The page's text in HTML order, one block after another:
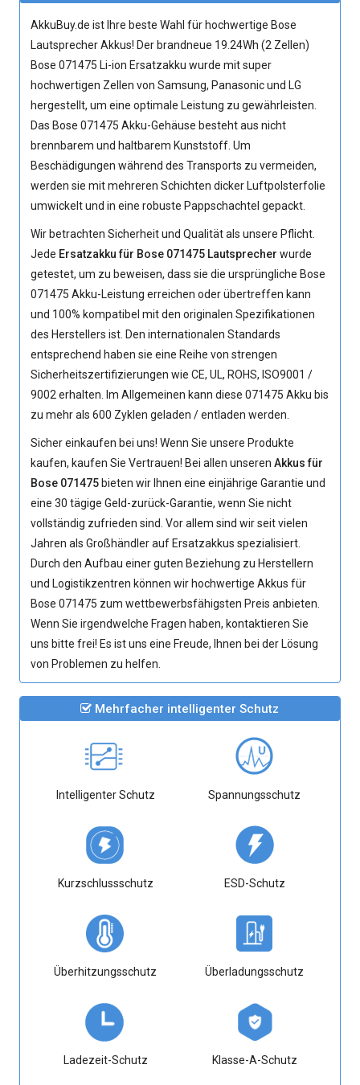
AkkuBuy.de ist Ihre beste Wahl für hochwertige Bose
Lautsprecher Akkus! Der brandneue 19.24Wh (2 Zellen)
Bose 071475 Li-ion Ersatzakku wurde mit super
hochwertigen Zellen von Samsung, Panasonic und LG
hergestellt, um eine optimale Leistung zu gewährleisten.
Das Bose 071475 Akku-Gehäuse besteht aus nicht
brennbarem und haltbarem Kunststoff. Um
Beschädigungen während des Transports zu vermeiden,
werden sie mit mehreren Schichten dicker Luftpolsterfolie
umwickelt und in eine robuste Pappschachtel gepackt.
Wir betrachten Sicherheit und Qualität als unsere Pflicht.
Jede Ersatzakku für Bose 071475 Lautsprecher wurde
getestet, um zu beweisen, dass sie die ursprüngliche Bose
071475 Akku-Leistung erreichen oder übertreffen kann
und 100% kompatibel mit den originalen Spezifikationen
des Herstellers ist. Den internationalen Standards
entsprechend haben sie eine Reihe von strengen
Sicherheitszertifizierungen wie CE, UL, ROHS, ISO9001 /
9002 erhalten. Im Allgemeinen kann diese071475 Akku bis
zu mehr als 600 Zyklen geladen / entladen werden.
Sicher einkaufen bei uns! Wenn Sie unsere Produkte
kaufen, kaufen Sie Vertrauen! Bei allen unserenAkkus für
Bose 071475 bieten wir Ihnen eine einjährige Garantie und
eine 30 tägige Geld-zurück-Garantie, wenn Sie nicht
vollständig zufrieden sind. Vor allem sind wir seit vielen
Jahren als Großhändler auf Ersatzakkus spezialisiert.
Durch den Aufbau einer guten Beziehung zu Herstellern
und Logistikzentren können wir hochwertige Akkus für
Bose 071475 zum wettbewerbsfähigsten Preis anbieten.
Wenn Sie irgendwelche Fragen haben, kontaktieren Sie
uns bitte frei! Es ist uns eine Freude, Ihnen bei der Lösung
von Problemen zu helfen.
Mehrfacher intelligenter Schutz
Intelligenter Schutz Spannungsschutz
Kurzschlussschutz ESD-Schutz
Überhitzungsschutz Überladungsschutz
Ladezeit-Schutz Klasse-A-Schutz